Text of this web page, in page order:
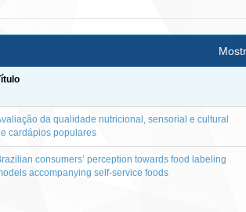
da qualidade nutricional, sensorial e cultural
cardápios populares
consumers’ perception towards food labeling
accompanying self-service foods